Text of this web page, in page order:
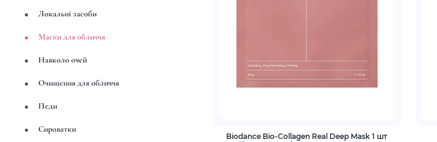
Biodance Bio-Collagen Real Deep Mask 1 шт
Локальні засоби
Маски для обличчя
Навколо очей
Очищення для обличчя
Педи
Сироватки